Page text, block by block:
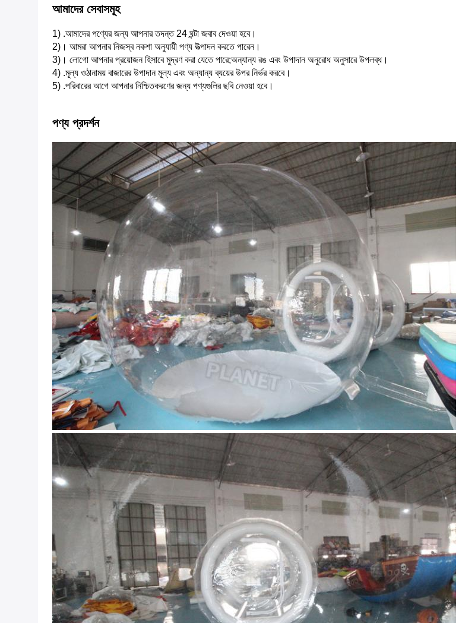
আমাদের সেবাসমূহ
1) .আমাদের পণ্যের জন্য আপনার তদন্ত 24 ঘন্টা জবাব দেওয়া হবে।
2)। আমরা আপনার নিজস্ব নকশা অনুযায়ী পণ্য উত্পাদন করতে পারেন।
3)। লোগো আপনার প্রয়োজন হিসাবে মুদ্রণ করা যেতে পারে;অন্যান্য রঙ এবং উপাদান অনুরোধ অনুসারে উপলব্ধ।
4) .মূল্য ওঠানাময় বাজারের উপাদান মূল্য এবং অন্যান্য ব্যয়ের উপর নির্ভর করবে।
5) .পরিবারের আগে আপনার নিশ্চিতকরণের জন্য পণ্যগুলির ছবি নেওয়া হবে।
পণ্য প্রদর্শন